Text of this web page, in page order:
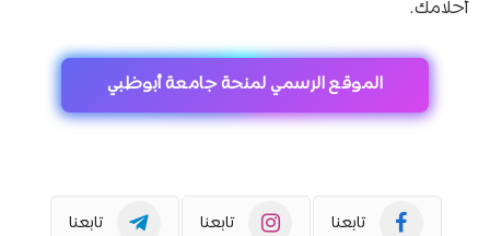
أحلامك.
الموقع الرسمي لمنحة جامعة أبوظبي
تابعنا تابعنا تابعنا